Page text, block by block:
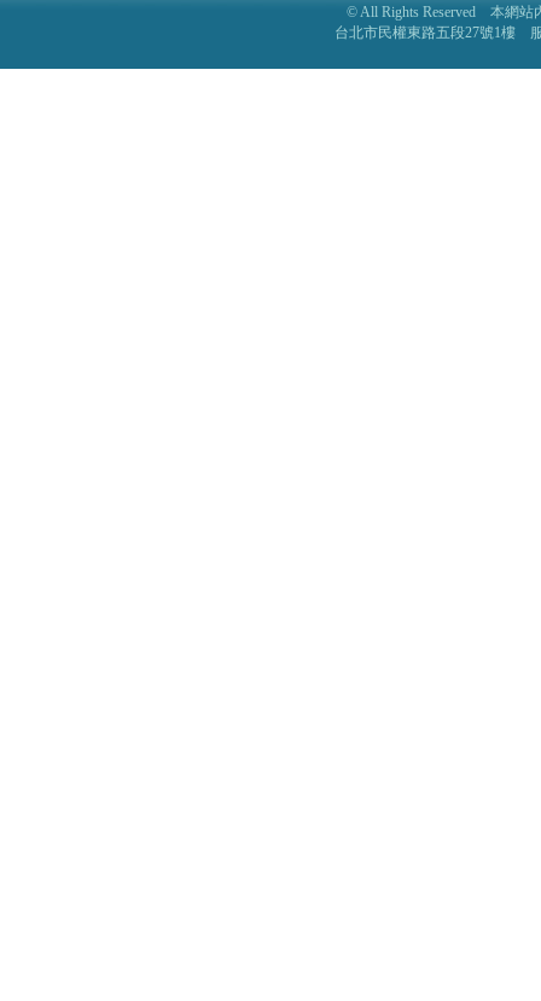
© All Rights Reserved 本網站
台北市民權東路五段27號1樓